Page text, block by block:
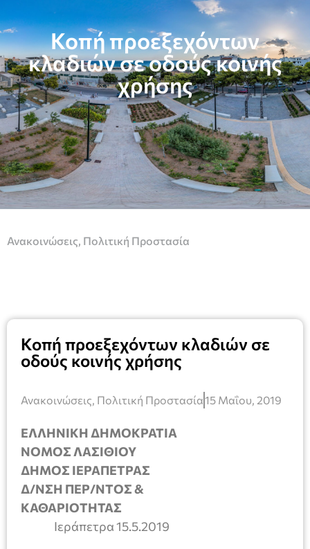
Κοπή προεξεχόντων
κλαδιών σε οδούς κοινής
χρήσης
Ανακοινώσεις Πολιτική Προστασία
Κοπή προεξεχόντων κλαδιών σε
οδούς κοινής χρήσης
Ανακοινώσεις Πολιτική Προστασία15 Μαΐου, 2019
ΕΛΛΗΝΙΚΗ ΔΗΜΟΚΡΑΤΙΑ
ΝΟΜΟΣ ΛΑΣΙΘΙΟΥ
ΔΗΜΟΣ ΙΕΡΑΠΕΤΡΑΣ
Δ/ΝΣΗ ΠΕΡ/ΝΤΟΣ &
ΚΑΘΑΡΙΟΤΗΤΑΣ
Ιεράπετρα 15.5.2019